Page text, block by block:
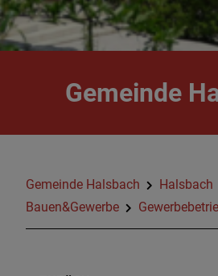
Gemeinde
Gemeinde Halsbach
Halsbach
Bauen&Gewerbe